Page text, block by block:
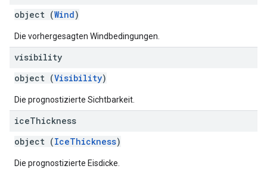
object (Wind)
Die vorhergesagten Windbedingungen.
visibility
object (Visibility)
Die prognostizierte Sichtbarkeit.
iceThickness
object (IceThickness)
Die prognostizierte Eisdicke.